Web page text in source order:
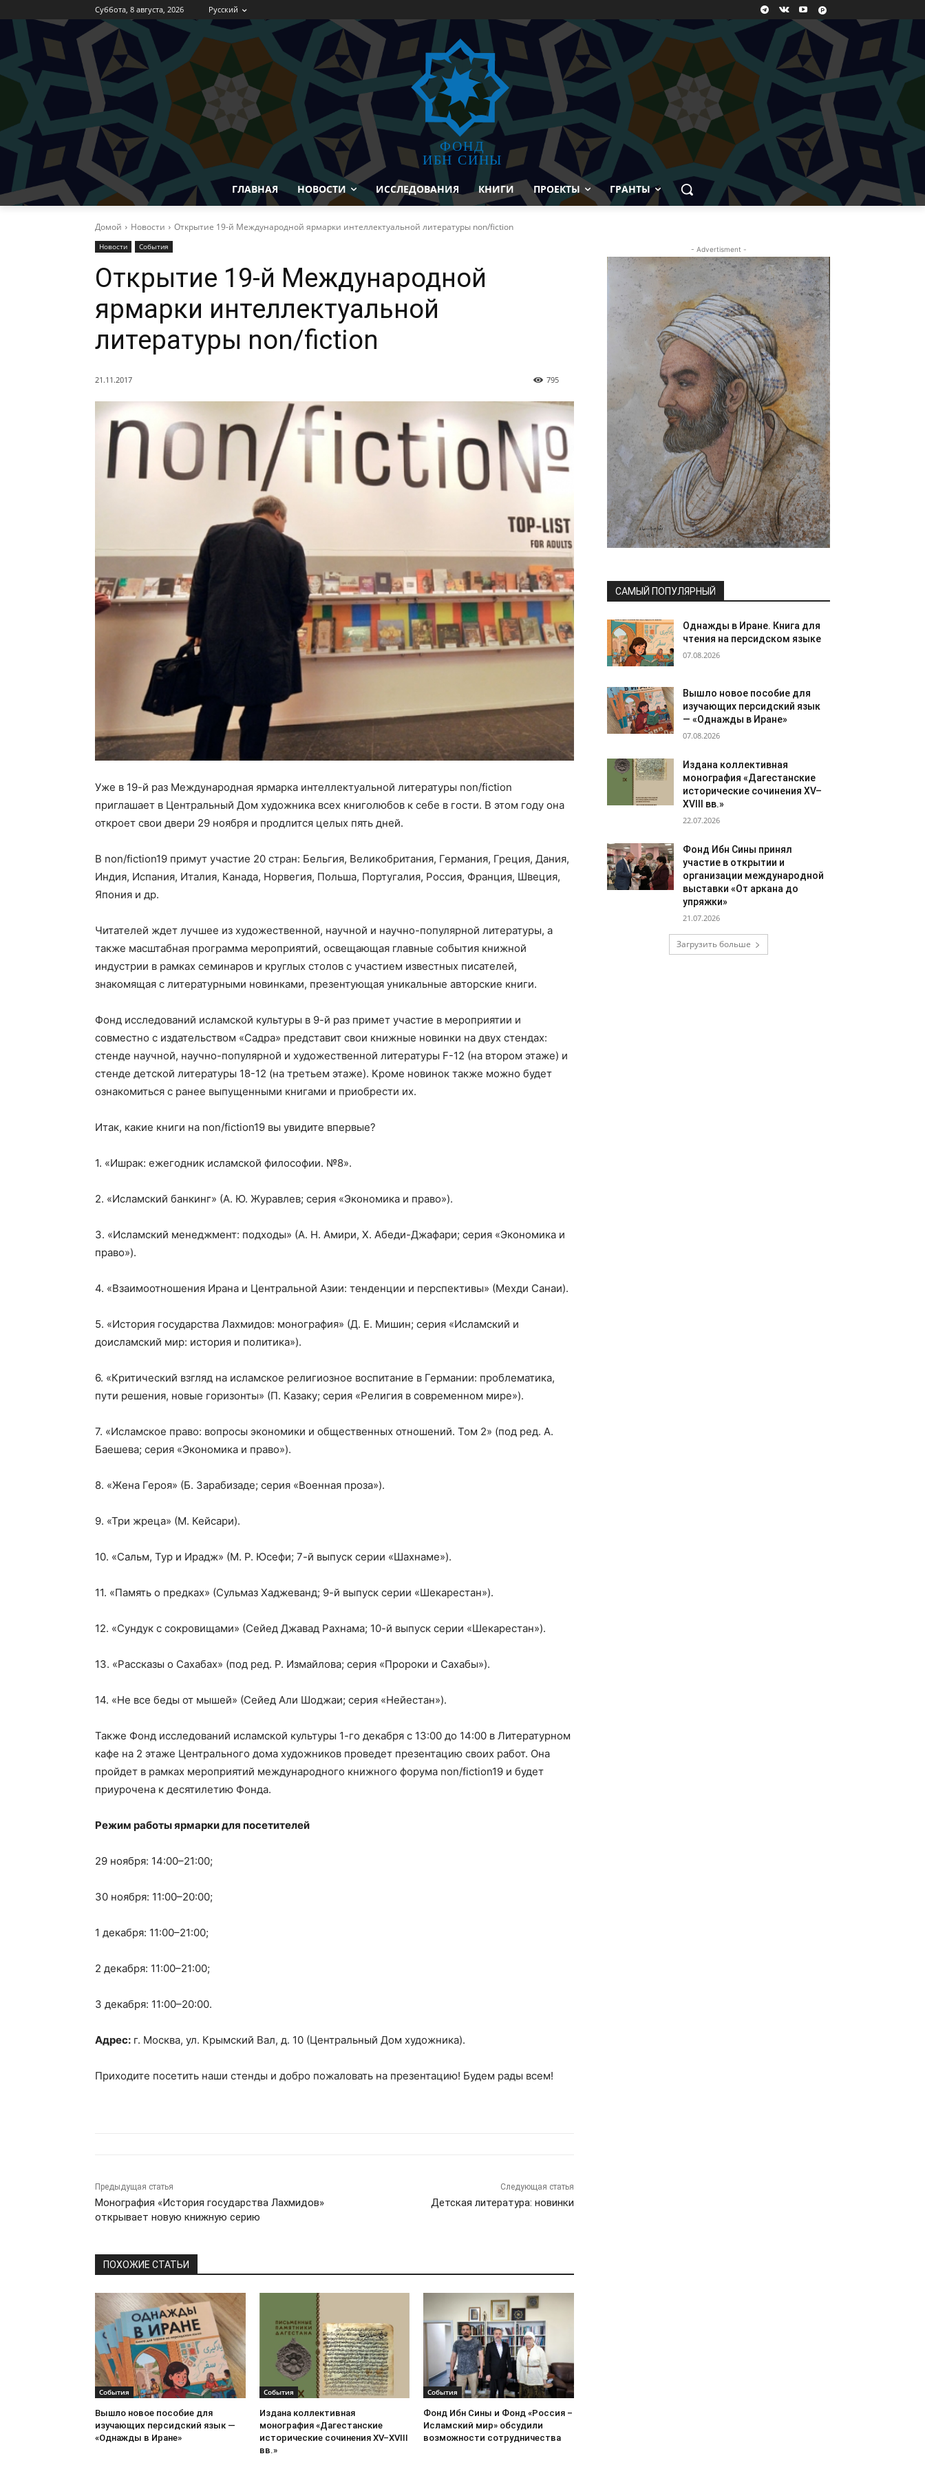
Суббота, 8 августа, 2026 Русский
ФОНД
ИБН СИНЫ
ГЛАВНАЯ НОВОСТИ ИССЛЕДОВАНИЯ КНИГИ ПРОЕКТЫ ГРАНТЫ
Домой Новости Открытие 19-й Международной ярмарки интеллектуальной литературы non/fiction
Новости События
Открытие 19-й Международной
ярмарки интеллектуальной
литературы non/fiction
21.11.2017 795
Уже в 19-й раз Международная ярмарка интеллектуальной литературы non/fiction
приглашает в Центральный Дом художника всех книголюбов к себе в гости. В этом году она
откроет свои двери 29 ноября и продлится целых пять дней.
В non/fiction19 примут участие 20 стран: Бельгия, Великобритания, Германия, Греция, Дания,
Индия, Испания, Италия, Канада, Норвегия, Польша, Португалия, Россия, Франция, Швеция,
Япония и др.
Читателей ждет лучшее из художественной, научной и научно-популярной литературы, а
также масштабная программа мероприятий, освещающая главные события книжной
индустрии в рамках семинаров и круглых столов с участием известных писателей,
знакомящая с литературными новинками, презентующая уникальные авторские книги.
Фонд исследований исламской культуры в 9-й раз примет участие в мероприятии и
совместно с издательством «Садра» представит свои книжные новинки на двух стендах:
стенде научной, научно-популярной и художественной литературы F-12 (на втором этаже) и
стенде детской литературы 18-12 (на третьем этаже). Кроме новинок также можно будет
ознакомиться с ранее выпущенными книгами и приобрести их.
Итак, какие книги на non/fiction19 вы увидите впервые?
1. «Ишрак: ежегодник исламской философии. №8».
2. «Исламский банкинг» (А. Ю. Журавлев; серия «Экономика и право»).
3. «Исламский менеджмент: подходы» (А. Н. Амири, Х. Абеди-Джафари; серия «Экономика и
право»).
4. «Взаимоотношения Ирана и Центральной Азии: тенденции и перспективы» (Мехди Санаи).
5. «История государства Лахмидов: монография» (Д. Е. Мишин; серия «Исламский и
доисламский мир: история и политика»).
6. «Критический взгляд на исламское религиозное воспитание в Германии: проблематика,
пути решения, новые горизонты» (П. Казаку; серия «Религия в современном мире»).
7. «Исламское право: вопросы экономики и общественных отношений. Том 2» (под ред. А.
Баешева; серия «Экономика и право»).
8. «Жена Героя» (Б. Зарабизаде; серия «Военная проза»).
9. «Три жреца» (М. Кейсари).
10. «Сальм, Тур и Ирадж» (М. Р. Юсефи; 7-й выпуск серии «Шахнаме»).
11. «Память о предках» (Сульмаз Хаджеванд; 9-й выпуск серии «Шекарестан»).
12. «Сундук с сокровищами» (Сейед Джавад Рахнама; 10-й выпуск серии «Шекарестан»).
13. «Рассказы о Сахабах» (под ред. Р. Измайлова; серия «Пророки и Сахабы»).
14. «Не все беды от мышей» (Сейед Али Шоджаи; серия «Нейестан»).
Также Фонд исследований исламской культуры 1-го декабря с 13:00 до 14:00 в Литературном
кафе на 2 этаже Центрального дома художников проведет презентацию своих работ. Она
пройдет в рамках мероприятий международного книжного форума non/fiction19 и будет
приурочена к десятилетию Фонда.
Режим работы ярмарки для посетителей
29 ноября: 14:00–21:00;
30 ноября: 11:00–20:00;
1 декабря: 11:00–21:00;
2 декабря: 11:00–21:00;
3 декабря: 11:00–20:00.
Адрес: г. Москва, ул. Крымский Вал, д. 10 (Центральный Дом художника).
Приходите посетить наши стенды и добро пожаловать на презентацию! Будем рады всем!
Предыдущая статья
Монография «История государства Лахмидов»
открывает новую книжную серию
Следующая статья
Детская литература: новинки
ПОХОЖИЕ СТАТЬИ
События
Вышло новое пособие для
изучающих персидский язык —
«Однажды в Иране»
События
Издана коллективная
монография «Дагестанские
исторические сочинения XV–XVIII
вв.»
События
Фонд Ибн Сины и Фонд «Россия –
Исламский мир» обсудили
возможности сотрудничества
- Advertisment -
САМЫЙ ПОПУЛЯРНЫЙ
Однажды в Иране. Книга для
чтения на персидском языке
07.08.2026
Вышло новое пособие для
изучающих персидский язык
— «Однажды в Иране»
07.08.2026
Издана коллективная
монография «Дагестанские
исторические сочинения XV–
XVIII вв.»
22.07.2026
Фонд Ибн Сины принял
участие в открытии и
организации международной
выставки «От аркана до
упряжки»
21.07.2026
Загрузить больше